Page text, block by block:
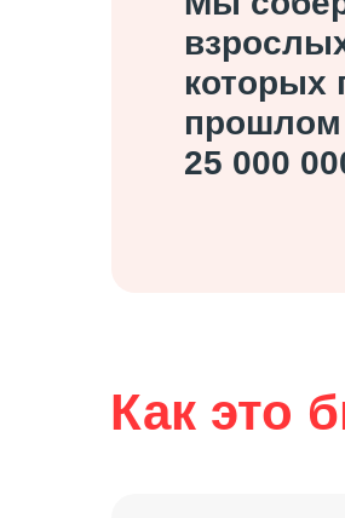
которых
прошлом
25 000
Как это